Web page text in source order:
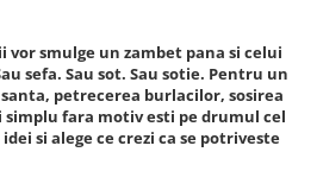
vor smulge un zambet pana si celui
sefa. Sau sot. Sau sotie. Pentru un
petrecerea burlacilor, sosirea
simplu fara motiv esti pe drumul cel
si alege ce crezi ca se potriveste